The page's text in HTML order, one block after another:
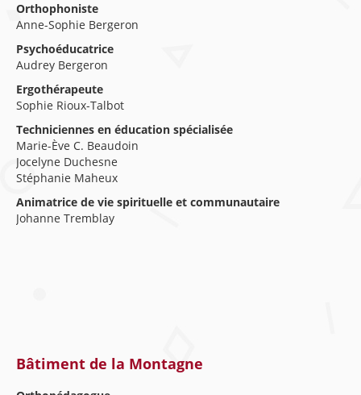
Orthophoniste
Anne-Sophie Bergeron
Psychoéducatrice
Audrey Bergeron
Ergothérapeute
Sophie Rioux-Talbot
Techniciennes en éducation spécialisée
Marie-Ève C. Beaudoin
Jocelyne Duchesne
Stéphanie Maheux
Animatrice de vie spirituelle et communautaire
Johanne Tremblay
Bâtiment de la Montagne